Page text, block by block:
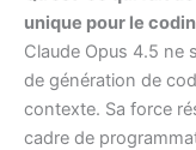
unique pour le
Claude Opus 4.5 ne
de génération de
contexte. Sa force
cadre de